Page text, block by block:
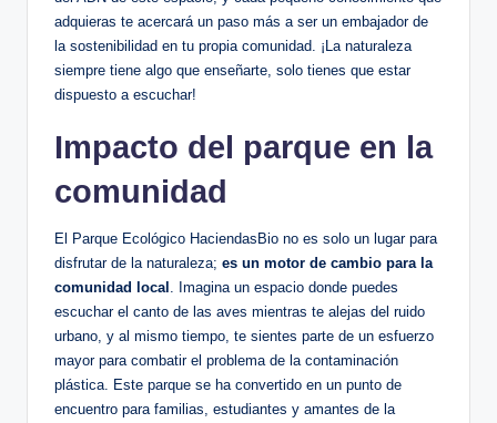
adquieras te acercará un paso más a ser un embajador de
la sostenibilidad en tu propia comunidad. ¡La naturaleza
siempre tiene algo que enseñarte, solo tienes que estar
dispuesto a escuchar!
Impacto del parque en la
comunidad
El Parque Ecológico HaciendasBio no es solo un lugar para
disfrutar de la naturaleza; es un motor de cambio para la
comunidad local
. Imagina un espacio donde puedes
escuchar el canto de las aves mientras te alejas del ruido
urbano, y al mismo tiempo, te sientes parte de un esfuerzo
mayor para combatir el problema de la contaminación
plástica. Este parque se ha convertido en un punto de
encuentro para familias, estudiantes y amantes de la